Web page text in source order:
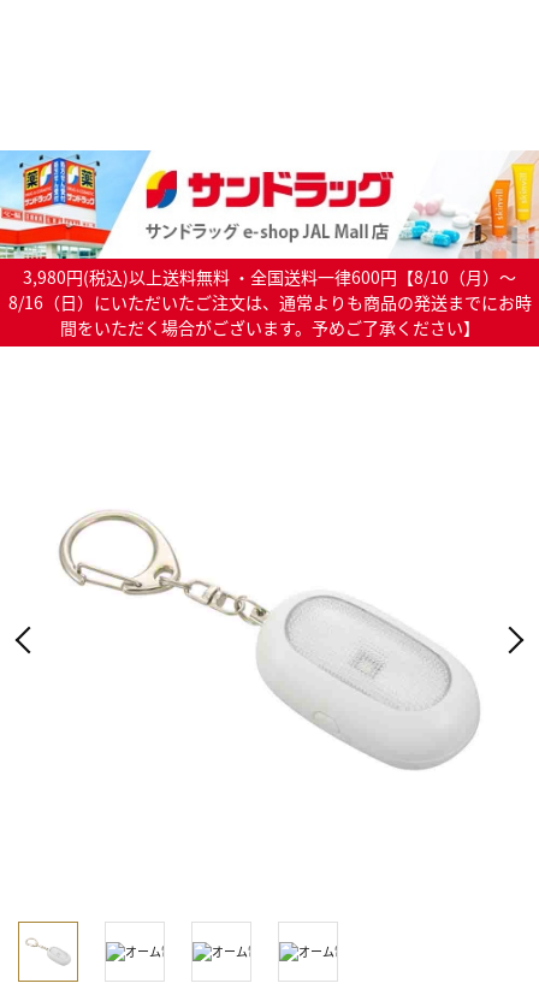
3,980円(税込)以上送料無料 ・全国送料一律600円【8/10（月）～
8/16（日）にいただいたご注文は、通常よりも商品の発送までにお時
間をいただく場合がございます。予めご了承ください】